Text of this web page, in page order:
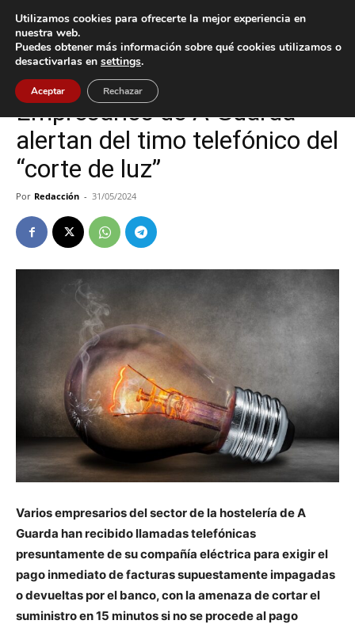
Inicio A Guarda
A Guarda Sucesos
Empresarios de A Guarda
alertan del timo telefónico del
“corte de luz”
Por Redacción - 31/05/2024
Varios empresarios del sector de la hostelería de A
Guarda han recibido llamadas telefónicas
presuntamente de su compañía eléctrica para exigir el
pago inmediato de facturas supuestamente impagadas
o devueltas por el banco, con la amenaza de cortar el
suministro en 15 minutos si no se procede al pago
Utilizamos cookies para ofrecerte la mejor experiencia en
nuestra web.
Puedes obtener más información sobre qué cookies utilizamos o
desactivarlas en settings.
Aceptar Rechazar